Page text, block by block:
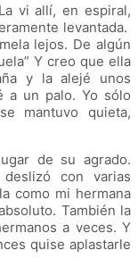
vi allí, en espiral,
levantada.
lejos. De algún
Y creo que ella
y la alejé unos
a un palo. Yo sólo
mantuvo quieta,
de su agrado.
con varias
como mi hermana
También la
a veces. Y
quise aplastarle